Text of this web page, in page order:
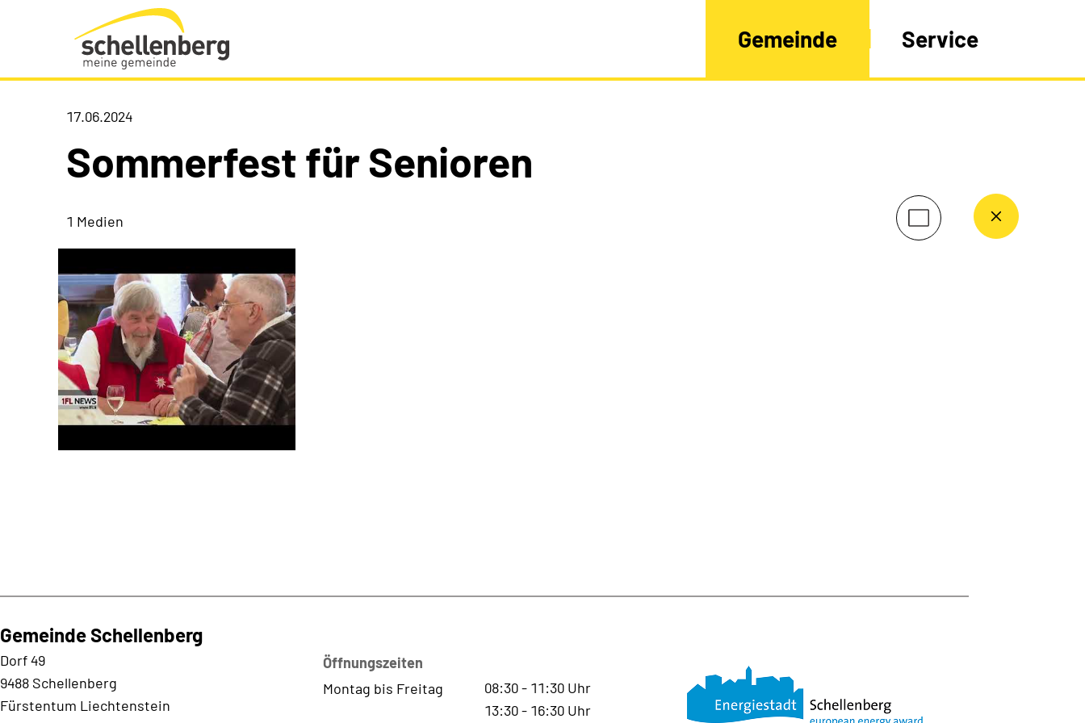
Gemeinde Schellenberg Startseite
Gemeinde Service
17.06.2024
Sommerfest für Senioren
1 Medien
Gemeinde Schellenberg
Dorf 49
9488 Schellenberg
Fürstentum Liechtenstein
Öffnungszeiten
Montag bis Freitag
08:30- 11:30 Uhr
13:30- 16:30 Uhr